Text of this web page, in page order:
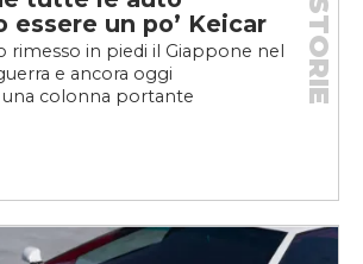
essere un po’ Keicar
rimesso in piedi il Giappone nel
e ancora oggi
colonna portante
STORIE